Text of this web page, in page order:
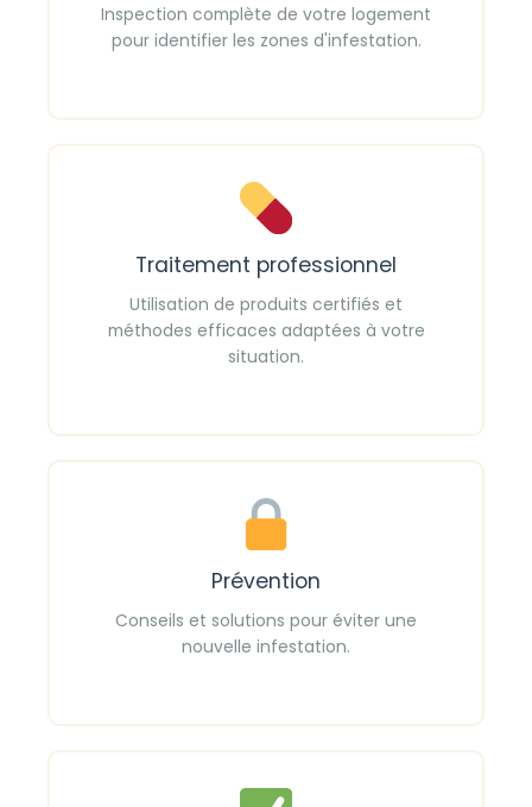
Inspection complète de votre logement
pour identifier les zones d'infestation.
Traitement professionnel
Utilisation de produits certifiés et
méthodes efficaces adaptées à votre
situation.
Prévention
Conseils et solutions pour éviter une
nouvelle infestation.